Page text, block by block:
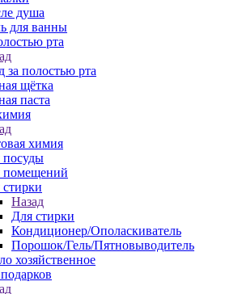
душа
для ванны
рта
за полостью рта
щётка
паста
химия
посуды
помещений
Назад
Для стирки
Кондиционер/Ополаскиватель
Порошок/Гель/Пятновыводитель
хозяйственное